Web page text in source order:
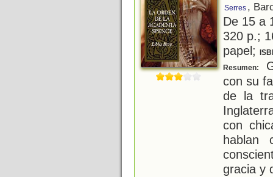
Serres ,
De 15 a
320 p.;
papel;
Resumen:
con su
de la
con
hablan
gracia y